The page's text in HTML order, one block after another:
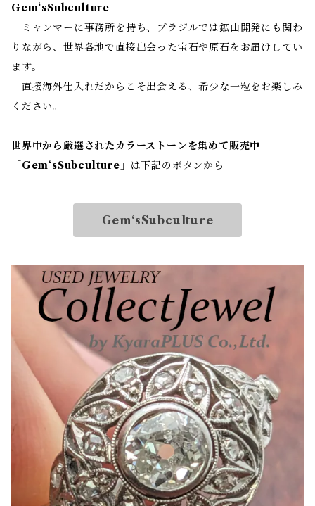
Gem‘sSubculture
ミャンマーに事務所を持ち、ブラジルでは鉱山開発にも関わ
りながら、世界各地で直接出会った宝石や原石をお届けしてい
ます。
直接海外仕入れだからこそ出会える、希少な一粒をお楽しみ
ください。
世界中から厳選されたカラーストーンを集めて販売中
「Gem‘sSubculture 」は下記のボタンから
Gem‘sSubculture